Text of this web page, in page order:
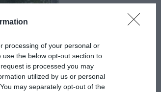
processing of your personal or
the below opt-out section to
is processed you may
utilized by us or personal
may separately opt-out of the